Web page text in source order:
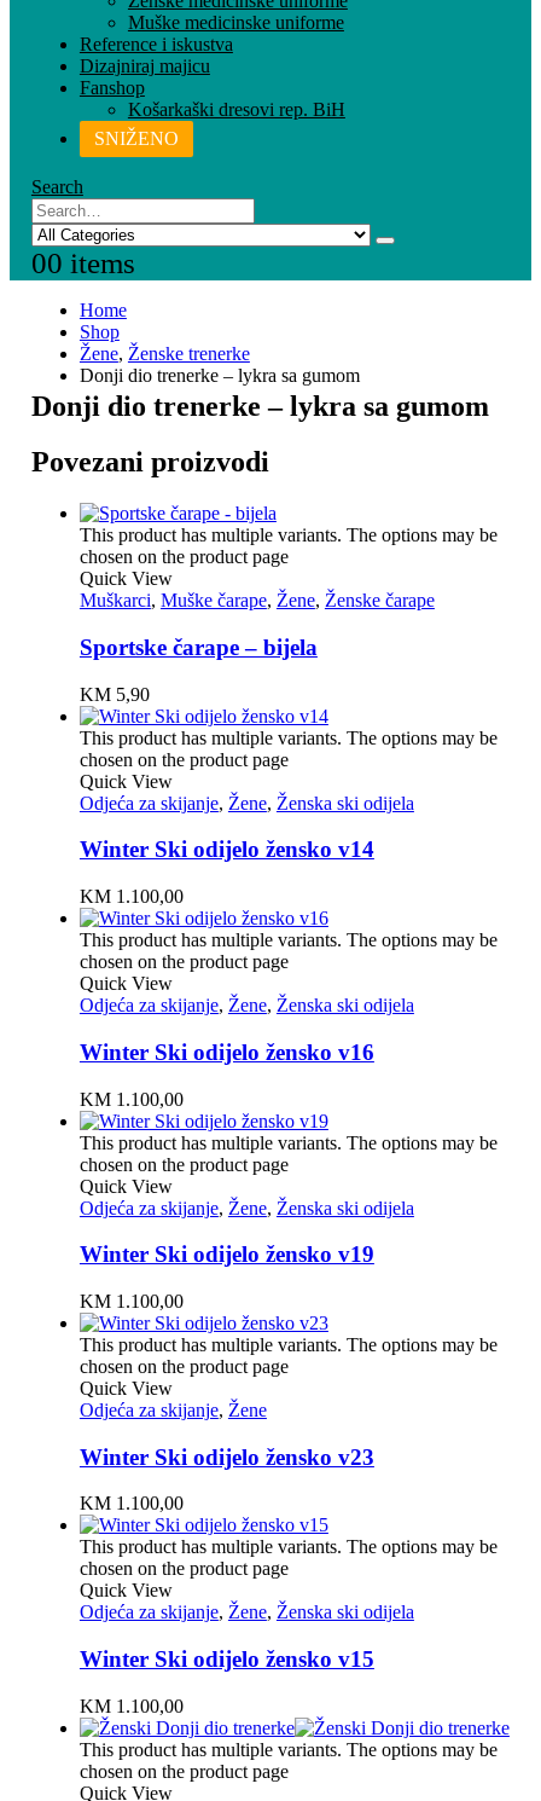
Muške medicinske uniforme
Reference i iskustva
Dizajniraj majicu
Fanshop
Košarkaški dresovi rep. BiH
SNIŽENO
Search
00 items
Home
Shop
Žene, Ženske trenerke
Donji dio trenerke – lykra sa gumom
Donji dio trenerke – lykra sa gumom
Povezani proizvodi
This product has multiple variants. The options may be
chosen on the product page
Quick View
Muškarci, Muške čarape, Žene, Ženske čarape
Sportske čarape – bijela
KM5,90
This product has multiple variants. The options may be
chosen on the product page
Quick View
Odjeća za skijanje, Žene, Ženska ski odijela
Winter Ski odijelo žensko v14
KM1.100,00
This product has multiple variants. The options may be
chosen on the product page
Quick View
Odjeća za skijanje, Žene, Ženska ski odijela
Winter Ski odijelo žensko v16
KM1.100,00
This product has multiple variants. The options may be
chosen on the product page
Quick View
Odjeća za skijanje, Žene, Ženska ski odijela
Winter Ski odijelo žensko v19
KM1.100,00
This product has multiple variants. The options may be
chosen on the product page
Quick View
Odjeća za skijanje, Žene
Winter Ski odijelo žensko v23
KM1.100,00
This product has multiple variants. The options may be
chosen on the product page
Quick View
Odjeća za skijanje, Žene, Ženska ski odijela
Winter Ski odijelo žensko v15
KM1.100,00
This product has multiple variants. The options may be
chosen on the product page
Quick View